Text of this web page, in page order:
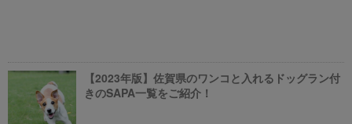
【2023年版】佐賀県のワンコと入れるドッグラン付
きのSAPA一覧をご紹介！